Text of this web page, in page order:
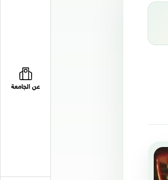
عن الجامعة